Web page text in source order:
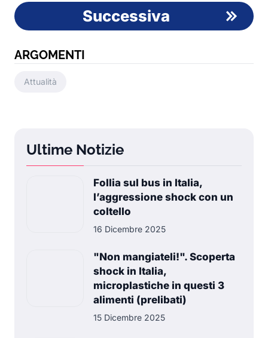
Successiva
ARGOMENTI
Attualità
Ultime Notizie
Follia sul bus in Italia,
l’aggressione shock con un
coltello
16 Dicembre 2025
"Non mangiateli!". Scoperta
shock in Italia,
microplastiche in questi 3
alimenti (prelibati)
15 Dicembre 2025